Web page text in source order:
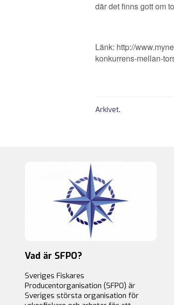
där det finns gott om
Länk: http://
konkurrens-mellan-
Arkivet.
Vad är SFPO?
Sveriges Fiskares
Producentorganisation (SFPO) är
Sveriges största organisation för